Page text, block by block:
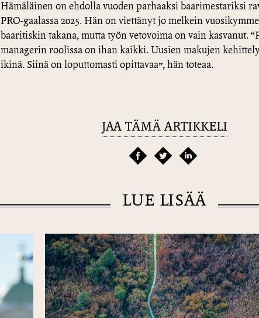
Hämäläinen on ehdolla vuoden parhaaksi baarimestariksi
PRO-gaalassa 2025. Hän on viettänyt jo melkein
baaritiskin takana, mutta työn vetovoima on vain kasvanut.
managerin roolissa on ihan kaikki. Uusien makujen
ikinä. Siinä on loputtomasti opittavaa”, hän toteaa.
JAA TÄMÄ ARTIKKELI
LUE LISÄÄ